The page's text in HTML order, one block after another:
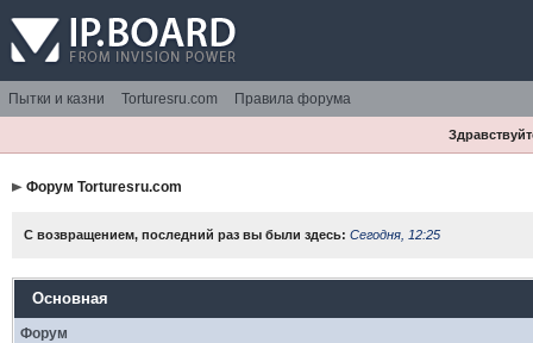
Пытки и казни Torturesru.com Правила форума
Форум Torturesru.com
С возвращением, последний раз вы были здесь: Сегодня, 12:25
Основная
Форум